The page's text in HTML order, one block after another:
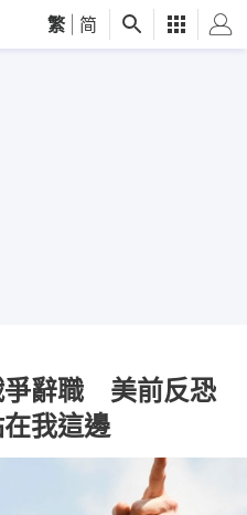
繁 简
爭辭職 美前反恐
我這邊